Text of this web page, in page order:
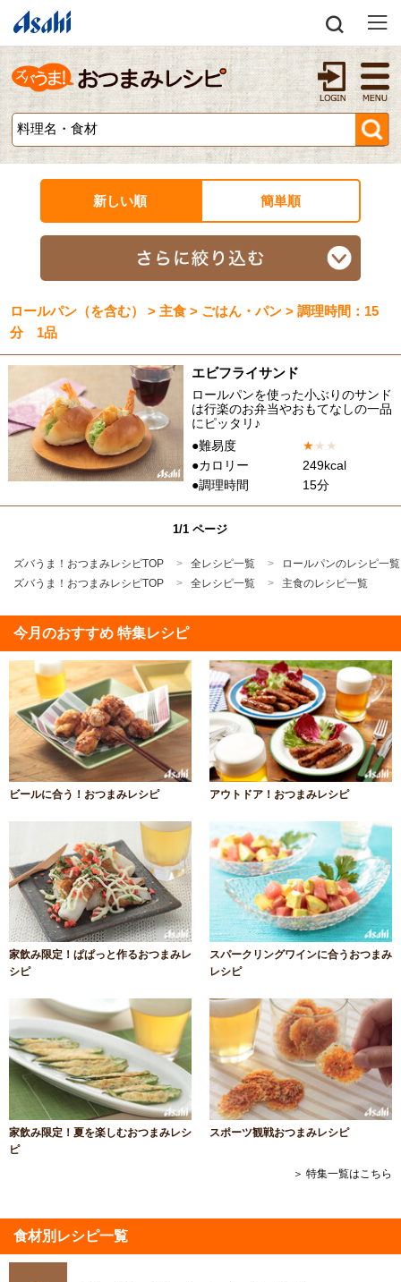
新しい順 簡単順
ロールパン（を含む） > 主食 > ごはん・パン > 調理時間：15
分 1品
エビフライサンド
ロールパンを使った小ぶりのサンド
は行楽のお弁当やおもてなしの一品
にピッタリ♪
●難易度
★★ ★
●カロリー
249kcal
●調理時間
15分
1/1 ページ
ズバうま！おつまみレシピTOP 全レシピ一覧
ロールパンのレシピ一覧
ズバうま！おつまみレシピTOP
全レシピ一覧 主食のレシピ一覧
今月のおすすめ 特集レシピ
ビールに合う！おつまみレシピ アウトドア！おつまみレシピ
家飲み限定！ぱぱっと作るおつまみレ
シピ
スパークリングワインに合うおつまみ
レシピ
家飲み限定！夏を楽しむおつまみレシ
ピ
スポーツ観戦おつまみレシピ
＞ 特集一覧はこちら
食材別レシピ一覧